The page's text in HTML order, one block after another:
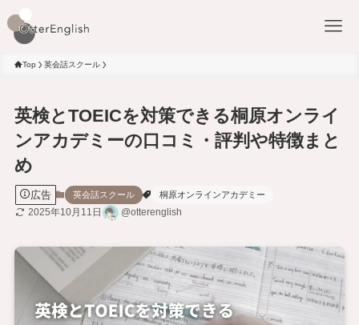
Top 英会話スクール
英検とTOEICを対策できる桐原オンライ
ンアカデミーの口コミ・評判や特徴まと
め
広告 英会話スクール 桐原オンラインアカデミー
2025年10月11日 @otterenglish